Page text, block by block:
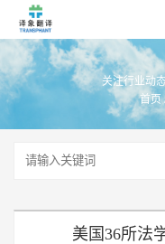
关注行业动
首页
美国36所法